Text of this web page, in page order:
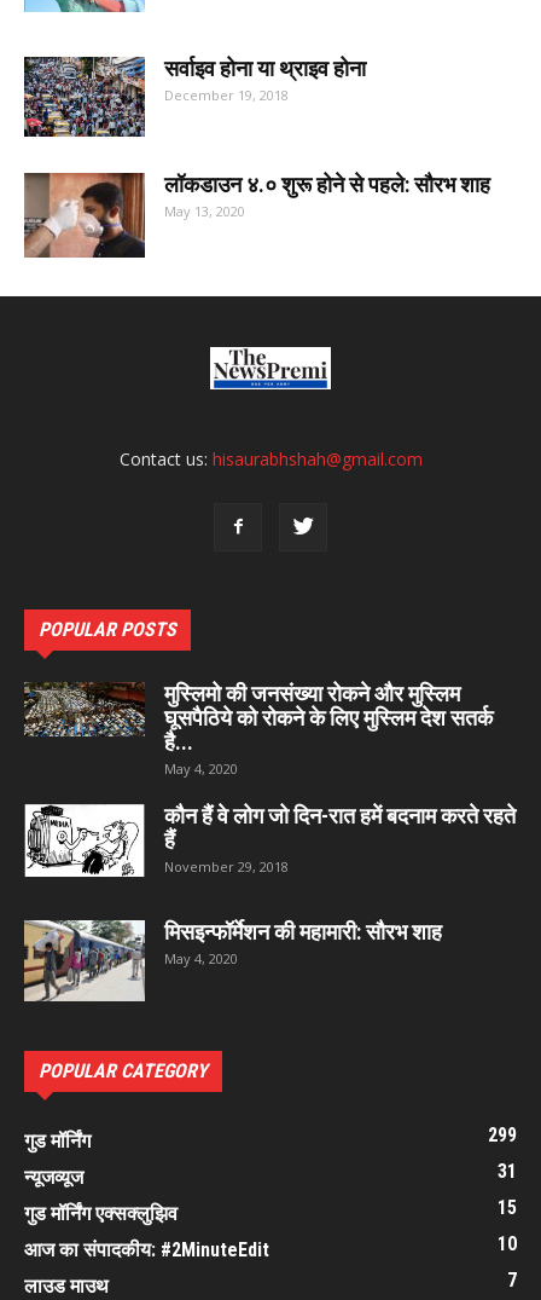
सर्वाइव होना या थ्राइव होना
December 19, 2018
लॉकडाउन ४.० शुरू होने से पहले: सौरभ शाह
May 13, 2020
Contact us: hisaurabhshah@gmail.com
POPULAR POSTS
मुस्लिमो की जनसंख्या रोकने और मुस्लिम
घूसपैठिये को रोकने के लिए मुस्लिम देश सतर्क
है...
May 4, 2020
कौन हैं वे लोग जो दिन-रात हमें बदनाम करते रहते
हैं
November 29, 2018
मिसइन्फॉर्मेशन की महामारी: सौरभ शाह
May 4, 2020
POPULAR CATEGORY
गुड मॉर्निंग
299
न्यूजव्यूज
31
गुड मॉर्निंग एक्सक्लुझिव
15
आज का संपादकीय: #2MinuteEdit
10
लाउड माउथ
7